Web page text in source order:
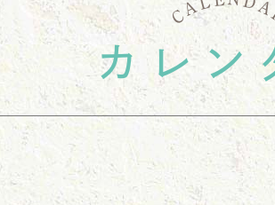
ご迷惑をおかけいたしますが、
CA
カレン